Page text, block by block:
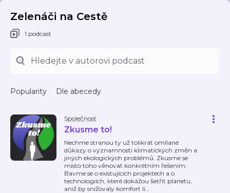
Zelenáči na Cestě
1 podcast
Popularity Dle abecedy
Společnost
Zkusme to!
Nechme stranou ty už tolikrát omílané
důkazy o významnosti klimatických změn a
jiných ekologických problémů. Zkusme se
místo toho věnovat konkrétním řešením.
Bavme se o existujících projektech a o
technologiích, které dokážou šetřit planetu,
aniž by snižovaly komfort li…